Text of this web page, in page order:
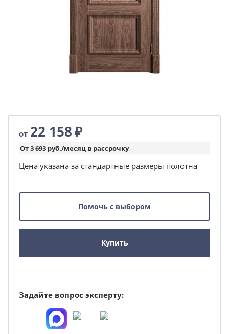
от 22 158₽
От 3 693 руб./месяц в рассрочку
Цена указана за стандартные размеры полотна
Помочь с выбором
Купить
Задайте вопрос эксперту: